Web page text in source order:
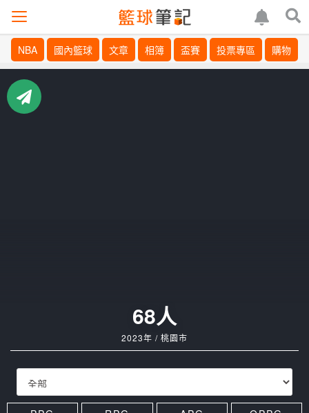
NBA 國內籃球 文章 相簿 盃賽 投票專區 購物
68人
2023年 / 桃園市